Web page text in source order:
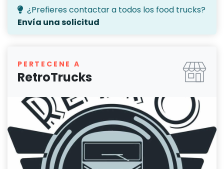
¿Prefieres contactar a todos los food trucks?
Envía una solicitud
PERTECENE A
RetroTrucks